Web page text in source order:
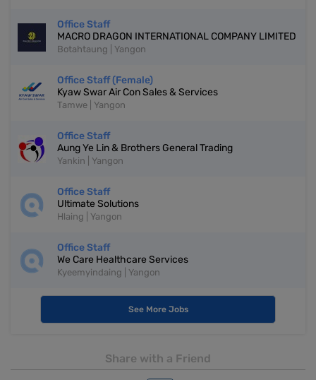
Office Staff
MACRO DRAGON INTERNATIONAL COMPANY LIMITED
Botahtaung | Yangon
Office Staff (Female)
Kyaw Swar Air Con Sales & Services
Tamwe | Yangon
Office Staff
Aung Ye Lin & Brothers General Trading
Yankin | Yangon
Office Staff
Ultimate Solutions
Hlaing | Yangon
Office Staff
We Care Healthcare Services
Kyeemyindaing | Yangon
See More Jobs
Share with a Friend